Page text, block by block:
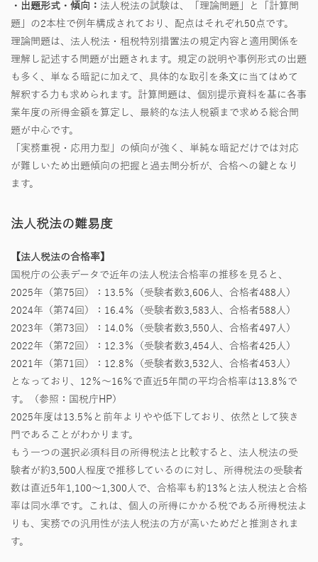
・出題形式・傾向： 法人税法の試験は、「理論問題」と「計算問
題」の2本柱で例年構成されており、配点はそれぞれ50点です。
理論問題は、法人税法・租税特別措置法の規定内容と適用関係を
理解し記述する問題が出題されます。規定の説明や事例形式の出題
も多く、単なる暗記に加えて、具体的な取引を条文に当てはめて
解釈する力も求められます。計算問題は、個別提示資料を基に各事
業年度の所得金額を算定し、最終的な法人税額まで求める総合問
題が中心です。
「実務重視・応用力型」の傾向が強く、単純な暗記だけでは対応
が難しいため出題傾向の把握と過去問分析が、合格への鍵となり
ます。
法人税法の難易度
【法人税法の合格率】
国税庁の公表データで近年の法人税法合格率の推移を見ると、
2025年（第75回）：13.5％（受験者数3,606人、合格者488人）
2024年（第74回）：16.4％（受験者数3,583人、合格者588人）
2023年（第73回）：14.0％（受験者数3,550人、合格者497人）
2022年（第72回）：12.3％（受験者数3,454人、合格者425人）
2021年（第71回）：12.8％（受験者数3,532人、合格者453人）
となっており、12％～16％で直近5年間の平均合格率は13.8％で
す。​
（参照：国税庁HP）
2025年度は13.5％と前年よりやや低下しており、依然として狭き
門であることがわかります。
もう一つの選択必須科目の所得税法と比較すると、法人税法の受
験者が約3,500人程度で推移しているのに対し、所得税法の受験者
数は直近5年1,100〜1,300人で、合格率も約13％と法人税法と合格
率は同水準です。これは、個人の所得にかかる税である所得税法よ
りも、実務での汎用性が法人税法の方が高いためだと推測されま
す。